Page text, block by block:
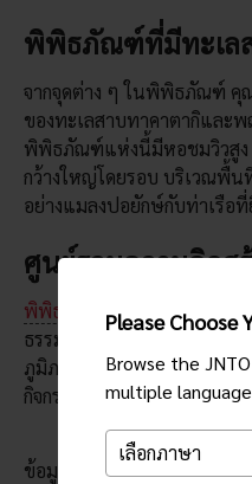
Please Choose
Browse the
multiple
พิพิธภัณฑ์ที่มีทะเล
จากจุดต่าง ๆ ในพิพิธภัณฑ์ คุ
ของทะเลสาบทาคาตากิและ
พิพิธภัณฑ์แห่งนี้มีหอชมวิวสูง
กว้างใหญ่โดยรอบ บริเวณพื้
อย่างแมลงปอยักษ์กับท่าเรือ
ศูนย์รวมความคิดส
พิพิธภัณฑ์ริมทะเลสาบอิจิฮาร
ธรรมดา ๆ ทั่วไป แต่นี่คือศูนย์
ภูมิภาคที่มีการจัดเวิร์คช็อป กิจ
กิจกรรมทางวัฒนธรรมต่าง ๆ
ข้อมูลอาจมีการเปลี่ยนแปลง